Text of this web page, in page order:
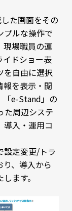
た画面をその
プルな操作で
現場職員の運
イドショー表
を自由に選択
報を表示・閲
「e-Stand」の
た周辺システ
導入・運用コ
設定変更/トラ
、導入から
ます。